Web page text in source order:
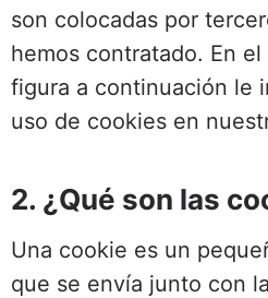
son colocadas por
hemos contratado. En
figura a continuación le
uso de cookies en
2. ¿Qué son las
Una cookie es un
que se envía junto con